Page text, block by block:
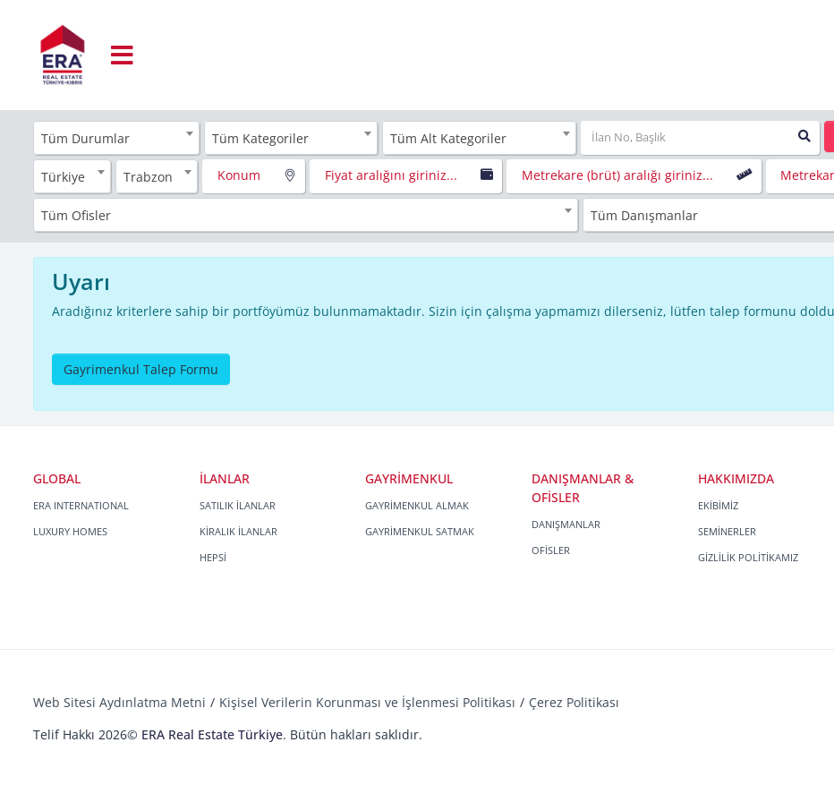
Tüm Durumlar Tüm Kategoriler Tüm Alt Kategoriler
Türkiye Trabzon Konum Fiyat aralığını giriniz... Metrekare (brüt) aralığı giriniz...
Tüm Ofisler Tüm Danışmanlar
Uyarı
Aradığınız kriterlere sahip bir portföyümüz bulunmamaktadır. Sizin için çalışma yapmamızı dilerseniz, lütfen talep formunu
Gayrimenkul Talep Formu
GLOBAL
ERA INTERNATIONAL
LUXURY HOMES
İLANLAR
SATILIK İLANLAR
KİRALIK İLANLAR
HEPSİ
GAYRİMENKUL
GAYRİMENKUL ALMAK
GAYRİMENKUL SATMAK
DANIŞMANLAR &
OFİSLER
DANIŞMANLAR
OFİSLER
HAKKIMIZDA
EKİBİMİZ
SEMİNERLER
GİZLİLİK POLİTİKAMIZ
Web Sitesi Aydınlatma Metni Kişisel Verilerin Korunması ve İşlenmesi Politikası
Çerez Politikası
Telif Hakkı 2026© ERA Real Estate Türkiye. Bütün hakları saklıdır.